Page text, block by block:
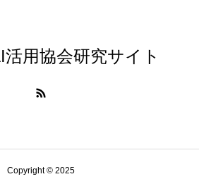
活用協会研究サイト
Copyright © 2025